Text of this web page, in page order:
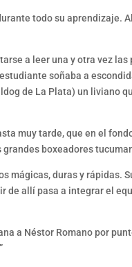
todo su aprendizaje.
a leer una y otra vez
soñaba a
de La Plata) un liviano
muy tarde, que en el
grandes boxeadores
duras y rápidas.
allí pasa a integrar el
a Néstor Romano por